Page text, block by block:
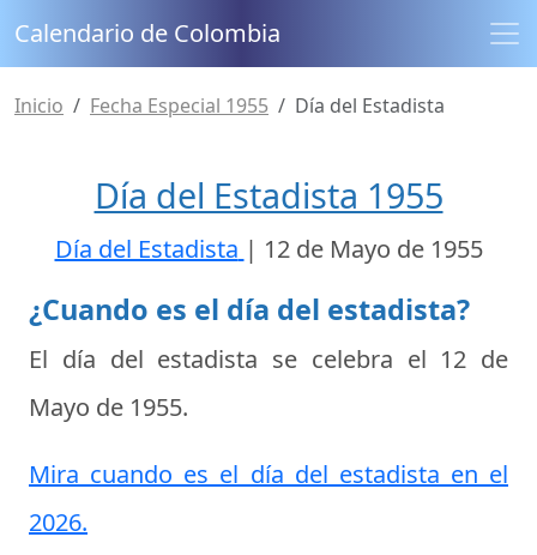
Calendario de Colombia
Inicio Fecha Especial 1955 Día del Estadista
Día del Estadista 1955
Día del Estadista | 12 de Mayo de 1955
¿Cuando es el día del estadista?
El día del estadista se celebra el 12 de
Mayo de 1955.
Mira cuando es el día del estadista en el
2026.